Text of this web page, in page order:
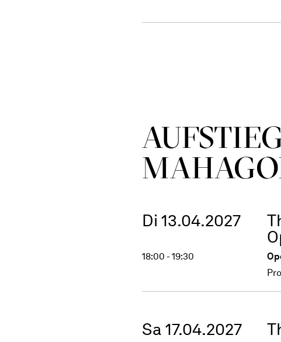
Di 13.04.2027
18:00 - 19:30
Sa 17.04.2027